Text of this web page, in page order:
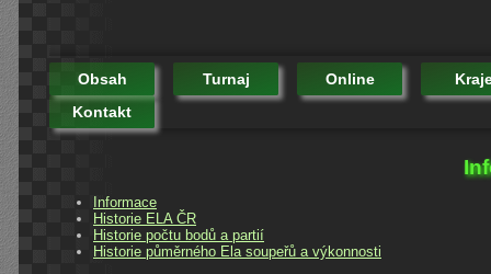
Obsah Turnaj Online
Kontakt
Informace
Historie ELA ČR
Historie počtu bodů a partií
Historie půměrného Ela soupeřů a výkonnosti